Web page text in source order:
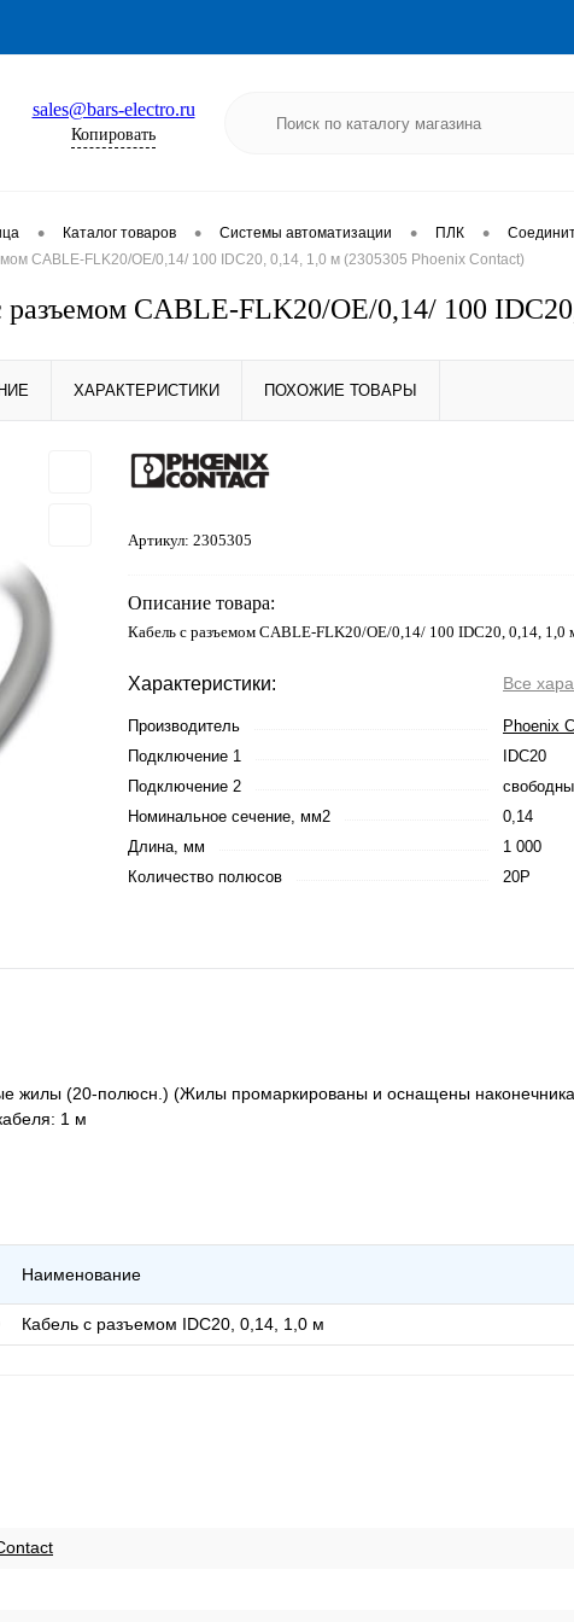
sales@bars-electro.ru
Копировать
• Каталог товаров • Системы автоматизации • ПЛК •
CABLE-FLK20/OE/0,14/ 100 IDC20, 0,14, 1,0 м (2305305 Phoenix Contact)
разъемом CABLE-FLK20/OE/0,14/ 100
ХАРАКТЕРИСТИКИ ПОХОЖИЕ ТОВАРЫ
Артикул: 2305305
Описание товара:
Кабель с разъемом CABLE-FLK20/OE/0,14/ 100 IDC20, 0,14, 1,0
Характеристики: Все
Производитель
Phoenix
Подключение 1
IDC20
Подключение 2
Номинальное сечение, мм2
0,14
Длина, мм
1 000
Количество полюсов
20P
жилы (20-полюсн.) (Жилы промаркированы и оснащены
1 м
Наименование
Кабель с разъемом IDC20, 0,14, 1,0 м